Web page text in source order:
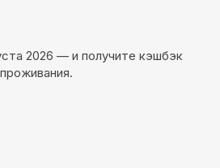
2026 — и получите кэшбэк